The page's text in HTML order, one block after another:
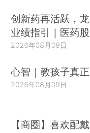
创新药再活跃，
业绩指引｜医药
2026年08月09日
心智｜教孩子真
2026年08月09日
【商圈】喜欢配